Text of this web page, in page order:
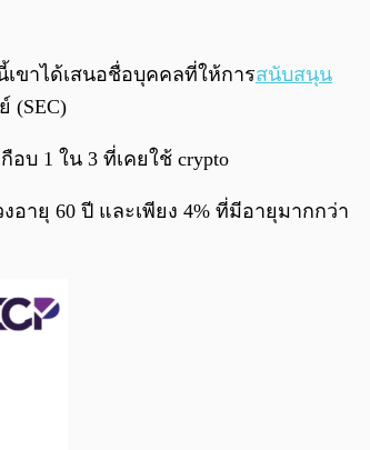
ขาได้เสนอชื่อบุคคลที่ให้การสนับสนุน
(SEC)
บ 1 ใน 3 ที่เคยใช้ crypto
อายุ 60 ปี และเพียง 4% ที่มีอายุมากกว่า